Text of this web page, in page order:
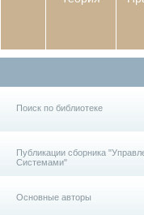
Поиск по библиотеке
Публикации сборника
Системами"
Основные авторы